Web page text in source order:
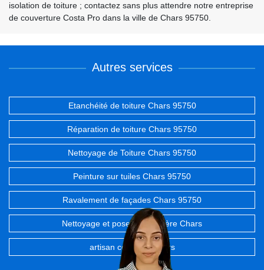
isolation de toiture ; contactez sans plus attendre notre entreprise
de couverture Costa Pro dans la ville de Chars 95750.
Autres services
Etanchéité de toiture Chars 95750
Réparation de toiture Chars 95750
Nettoyage de Toiture Chars 95750
Peinture sur tuiles Chars 95750
Ravalement de façades Chars 95750
Nettoyage et pose de gouttière Chars
artisan couvreur Chars